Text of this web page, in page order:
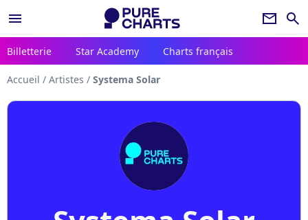
menu newsletter search
Billetterie Star Academy Charts français
Accueil / Artistes / Systema Solar